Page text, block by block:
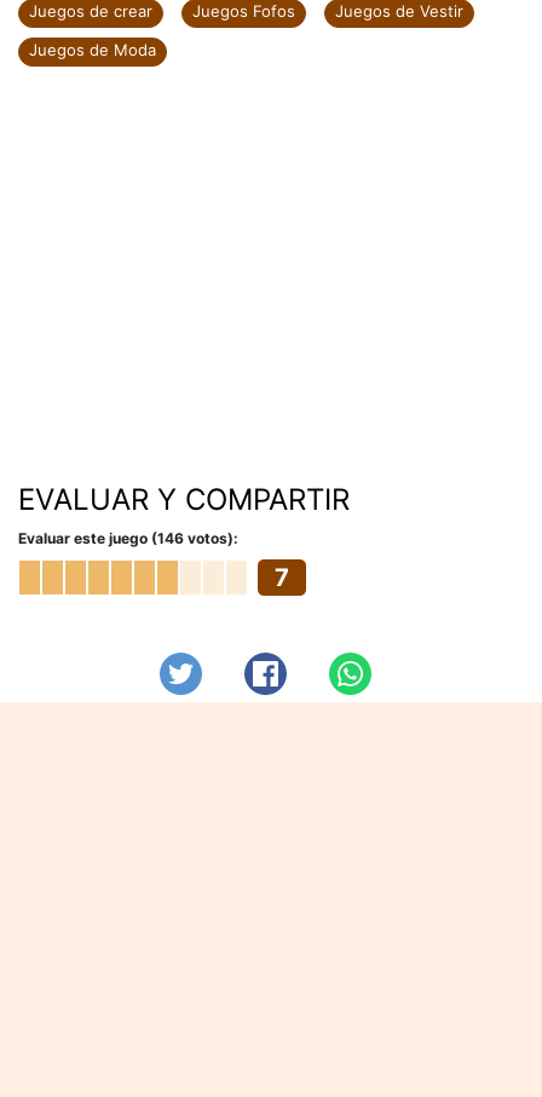
Juegos de crear
Juegos Fofos
Juegos de Vestir
Juegos de Moda
EVALUAR Y COMPARTIR
Evaluar este juego (146 votos):
7